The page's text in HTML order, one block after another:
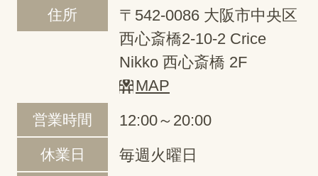
住所
〒542-0086 大阪市中央区
西心斎橋2-10-2 Crice
Nikko 西心斎橋 2F
MAP
営業時間 12:00～20:00
休業日 毎週火曜日